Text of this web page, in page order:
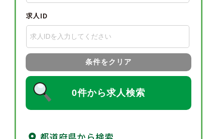
求人ID
条件をクリア
0件から求人検索
都道府県から検索